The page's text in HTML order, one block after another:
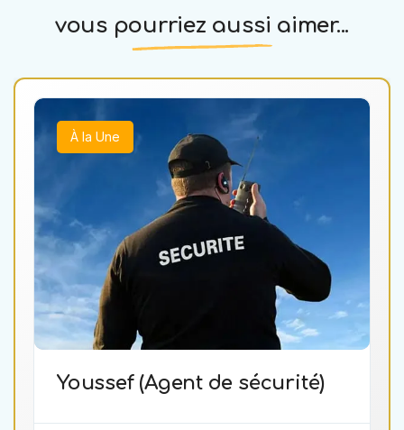
vous pourriez aussi aimer...
À la Une
Youssef (Agent de sécurité)